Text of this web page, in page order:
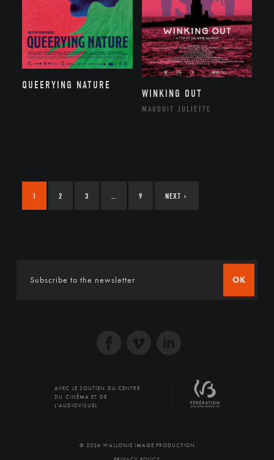
QUEERYING NATURE
WINKING OUT
MAUDUIT JULIETTE
1 2 3 9 NEXT ›
OK
AVEC LE SOUTIEN DU CENTRE
DU CINÉMA ET DE
L'AUDIOVISUEL
© 2026 WALLONIE IMAGE PRODUCTION